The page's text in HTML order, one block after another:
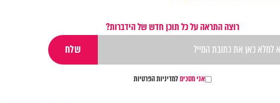
רוצה התראה על כל תוכן חדש של הידברות?
אני מסכיםלמדיניות הפרטיות